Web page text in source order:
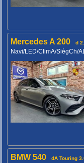
Mercedes A 200 d
Navi/LED/ClimA/SiègCh/
BMW 540 dA Touring